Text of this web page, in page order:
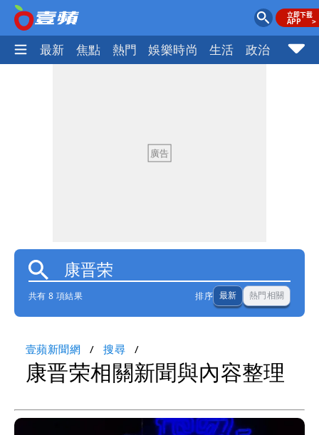
最新 焦點 熱門 娛樂時尚 生活 政治 社會
共有 8 項結果 排序 最新 熱門相關
壹蘋新聞網 搜尋
康晋荣相關新聞與內容整理